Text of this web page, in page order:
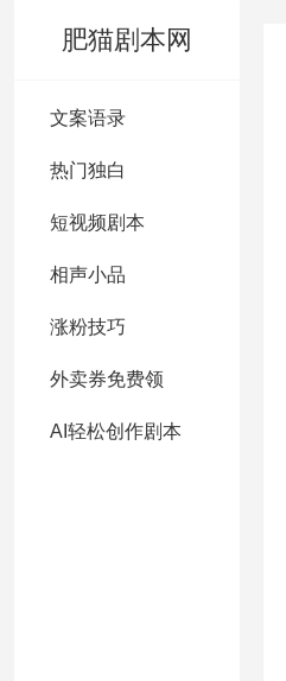
肥猫剧本网
文案语录
热门独白
短视频剧本
相声小品
涨粉技巧
外卖券免费领
AI轻松创作剧本